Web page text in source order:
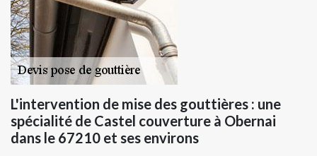
L'intervention de mise des gouttières : une
spécialité de Castel couverture à Obernai
dans le 67210 et ses environs